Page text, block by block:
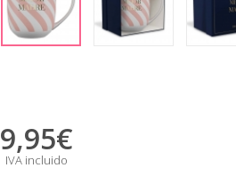
9,95€
IVA incluido